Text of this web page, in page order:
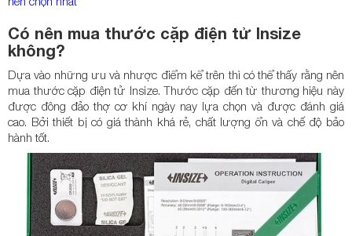
Có nên mua thước cặp điện tử Insize
không?
Dựa vào những ưu và nhược điểm kể trên thì có thể thấy rằng nên
mua thước cặp điện tử Insize. Thước cặp đến từ thương hiệu này
được đông đảo thợ cơ khí ngày nay lựa chọn và được đánh giá
cao. Bởi thiết bị có giá thành khá rẻ, chất lượng ổn và chế độ bảo
hành tốt.